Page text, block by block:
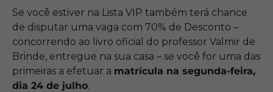
Se você estiver na Lista VIP também terá chance
de disputar uma vaga com 70% de Desconto –
concorrendo ao livro oficial do professor Valmir de
Brinde, entregue na sua casa – se você for uma das
primeiras a efetuar a matrícula na segunda-feira,
dia 24 de julho.